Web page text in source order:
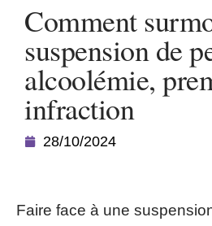
Comment
suspension de
alcoolémie,
infraction
28/10/2024
Faire face à une